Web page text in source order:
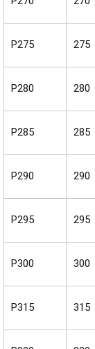
P275 275
P280 280
P285 285
P290 290
P295 295
P300 300
P315 315